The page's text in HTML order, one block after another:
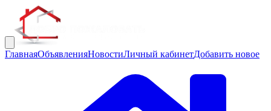
ГлавнаяОбъявленияНовостиЛичный кабинетДобавить новое